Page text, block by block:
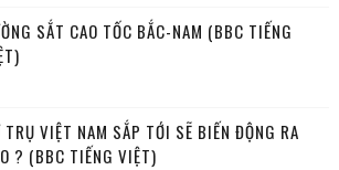
SẮT CAO TỐC BẮC-NAM (BBC TIẾNG
TRỤ VIỆT NAM SẮP TỚI SẼ BIẾN ĐỘNG RA
? (BBC TIẾNG VIỆT)